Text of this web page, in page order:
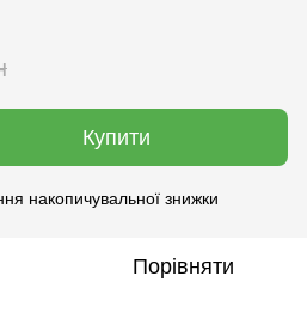
Купити
накопичувальної знижки
Порівняти